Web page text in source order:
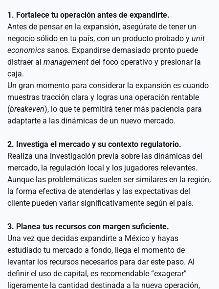
1. Fortalece tu operación antes de expandirte.
Antes de pensar en la expansión, asegúrate de tener un
negocio sólido en tu país, con un producto probado y unit
economics sanos. Expandirse demasiado pronto puede
distraer al management del foco operativo y presionar la
caja.
Un gran momento para considerar la expansión es cuando
muestras tracción clara y logras una operación rentable
(breakeven), lo que te permitirá tener más paciencia para
adaptarte a las dinámicas de un nuevo mercado.
2. Investiga el mercado y su contexto regulatorio.
Realiza una investigación previa sobre las dinámicas del
mercado, la regulación local y los jugadores relevantes.
Aunque las problemáticas suelen ser similares en la región,
la forma efectiva de atenderlas y las expectativas del
cliente pueden variar significativamente según el país.
3. Planea tus recursos con margen suficiente.
Una vez que decidas expandirte a México y hayas
estudiado tu mercado a fondo, llega el momento de
levantar los recursos necesarios para dar este paso. Al
definir el uso de capital, es recomendable “exagerar”
ligeramente la cantidad destinada a la nueva operación,